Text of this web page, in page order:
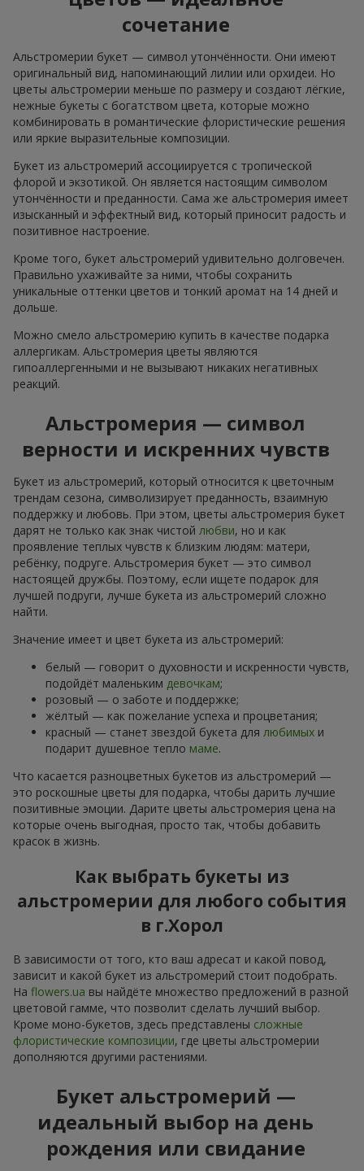
сочетание
Альстромерии букет — символ утончённости. Они имеют
оригинальный вид, напоминающий лилии или орхидеи. Но
цветы альстромерии меньше по размеру и создают лёгкие,
нежные букеты с богатством цвета, которые можно
комбинировать в романтические флористические решения
или яркие выразительные композиции.
Букет из альстромерий ассоциируется с тропической
флорой и экзотикой. Он является настоящим символом
утончённости и преданности. Сама же альстромерия имеет
изысканный и эффектный вид, который приносит радость и
позитивное настроение.
Кроме того, букет альстромерий удивительно долговечен.
Правильно ухаживайте за ними, чтобы сохранить
уникальные оттенки цветов и тонкий аромат на 14 дней и
дольше.
Можно смело альстромерию купить в качестве подарка
аллергикам. Альстромерия цветы являются
гипоаллергенными и не вызывают никаких негативных
реакций.
Альстромерия — символ
верности и искренних чувств
Букет из альстромерий, который относится к цветочным
трендам сезона, символизирует преданность, взаимную
поддержку и любовь. При этом, цветы альстромерия букет
дарят не только как знак чистой любви, но и как
проявление теплых чувств к близким людям: матери,
ребёнку, подруге. Альстромерия букет — это символ
настоящей дружбы. Поэтому, если ищете подарок для
лучшей подруги, лучше букета из альстромерий сложно
найти.
Значение имеет и цвет букета из альстромерий:
белый — говорит о духовности и искренности чувств,
подойдёт маленьким девочкам;
розовый — о заботе и поддержке;
жёлтый — как пожелание успеха и процветания;
красный — станет звездой букета для любимых и
подарит душевное тепло маме.
Что касается разноцветных букетов из альстромерий —
это роскошные цветы для подарка, чтобы дарить лучшие
позитивные эмоции. Дарите цветы альстромерия цена на
которые очень выгодная, просто так, чтобы добавить
красок в жизнь.
Как выбрать букеты из
альстромерии для любого события
в г.Хорол
В зависимости от того, кто ваш адресат и какой повод,
зависит и какой букет из альстромерий стоит подобрать.
На flowers.ua вы найдёте множество предложений в разной
цветовой гамме, что позволит сделать лучший выбор.
Кроме моно-букетов, здесь представлены сложные
флористические композиции, где цветы альстромерии
дополняются другими растениями.
Букет альстромерий —
идеальный выбор на день
рождения или свидание